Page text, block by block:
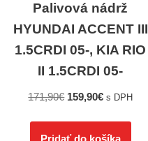
Palivová nádrž
HYUNDAI ACCENT III
1.5CRDI 05-, KIA RIO
II 1.5CRDI 05-
171,90€ 159,90€ s DPH